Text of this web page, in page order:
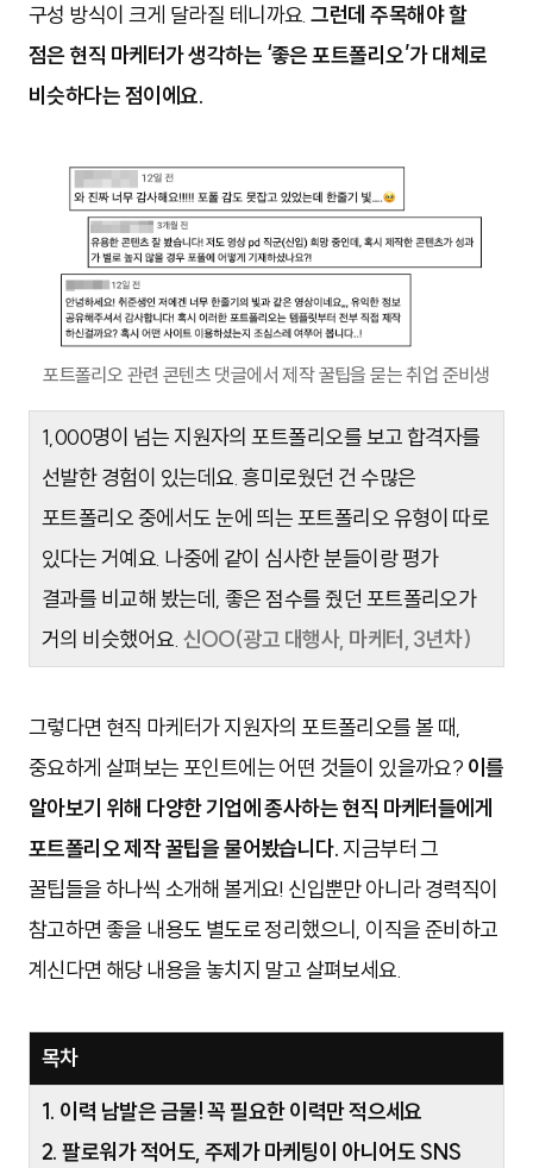
구성 방식이 크게 달라질 테니까요.그런데 주목해야 할
점은 현직 마케터가 생각하는 ‘좋은 포트폴리오’가 대체로
비슷하다는 점이에요.
포트폴리오 관련 콘텐츠 댓글에서 제작 꿀팁을 묻는 취업 준비생
1,000명이 넘는 지원자의 포트폴리오를 보고 합격자를
선발한 경험이 있는데요. 흥미로웠던 건 수많은
포트폴리오 중에서도 눈에 띄는 포트폴리오 유형이 따로
있다는 거예요. 나중에 같이 심사한 분들이랑 평가
결과를 비교해 봤는데, 좋은 점수를 줬던 포트폴리오가
거의 비슷했어요. 신OO(광고 대행사, 마케터, 3년차)
그렇다면 현직 마케터가 지원자의 포트폴리오를 볼 때,
중요하게 살펴보는 포인트에는 어떤 것들이 있을까요? 이를
알아보기 위해 다양한 기업에 종사하는 현직 마케터들에게
포트폴리오 제작 꿀팁을 물어봤습니다. 지금부터 그
꿀팁들을 하나씩 소개해 볼게요! 신입뿐만 아니라 경력직이
참고하면 좋을 내용도 별도로 정리했으니, 이직을 준비하고
계신다면 해당 내용을 놓치지 말고 살펴보세요.
목차
1. 이력 남발은 금물! 꼭 필요한 이력만 적으세요
2. 팔로워가 적어도, 주제가 마케팅이 아니어도 SNS